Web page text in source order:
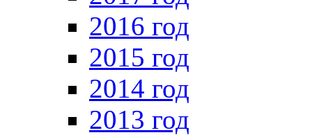
2016 год
2015 год
2014 год
2013 год